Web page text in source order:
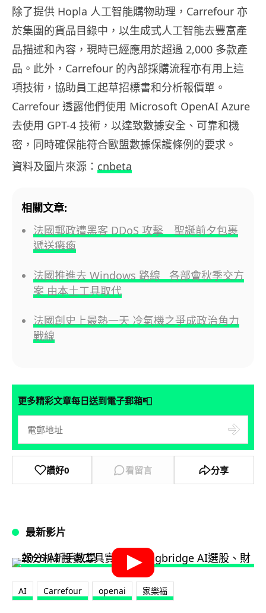
除了提供 Hopla 人工智能購物助理，Carrefour 亦
於集團的貨品目錄中，以生成式人工智能去豐富產
品描述和內容，現時已經應用於超過 2,000 多款產
品。此外，Carrefour 的內部採購流程亦有用上這
項技術，協助員工起草招標書和分析報價單。
Carrefour 透露他們使用 Microsoft OpenAI Azure
去使用 GPT-4 技術，以達致數據安全、可靠和機
密，同時確保能符合歐盟數據保護條例的要求。
資料及圖片來源： cnbeta
相關文章:
法國郵政遭黑客 DDoS 攻擊 聖誕前夕包裹
遞送癱瘓
法國推進去 Windows 路線 各部會秋季交方
案 由本土工具取代
法國創史上最熱一天 冷氣機之爭成政治角力
戰線
更多精彩文章每日送到電子郵箱📮
讚好0 看留言 分享
最新影片
AI Carrefour openai 家樂福